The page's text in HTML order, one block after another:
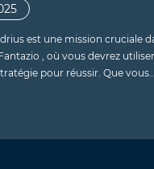
est une mission cruciale
, où vous devrez
pour réussir. Que vous…